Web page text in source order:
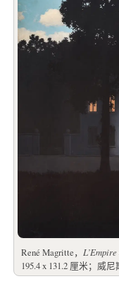
René Magritte，
195.4 x 131.2 厘米；威